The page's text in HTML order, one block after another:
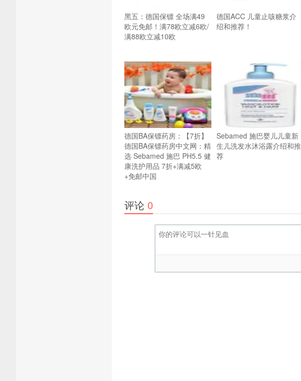
黑五：德国保镖 全场满49
欧元免邮！满78欧立减6欧/
满88欧立减10欧
德国ACC 儿童止咳糖浆介
绍和推荐！
德国BA保镖药房：【7折】
德国BA保镖药房中文网：精
选 Sebamed 施巴 PH5.5 健
康洗护用品 7折+满减5欧
+免邮中国
Sebamed 施巴婴儿儿童新
生儿洗发水沐浴露介绍和推
荐
评论 0